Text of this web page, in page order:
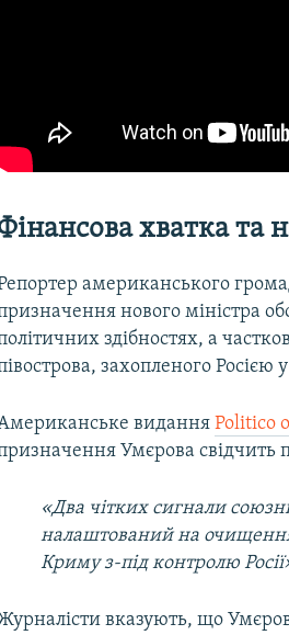
хватка та
американського
нового міністра
здібностях, а
захопленого Росією
виданняPolitico
Умєрова свідчить
«Два чітких сигнали
налаштований на
Криму з-під контролю
вказують, що